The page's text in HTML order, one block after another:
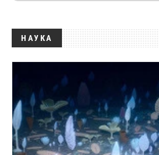
НАУКА